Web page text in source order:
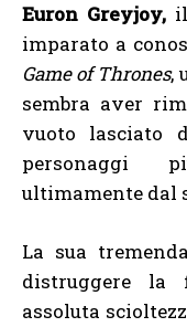
Euron Greyjoy,
imparato a
Game of Thrones,
sembra aver
vuoto lasciato
personaggi
ultimamente dal
La sua
distruggere
assoluta